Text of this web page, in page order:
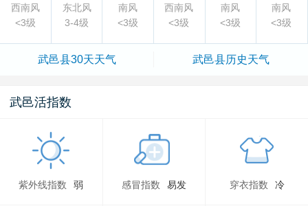
西南风 东北风 南风 西南风 南风
南风
<3级
3-4级 <3级 <3级 <3级 <3级
武邑县30天天气 武邑县历史天气
武邑活指数
紫外线指数 弱 感冒指数 易发 穿衣指数 冷